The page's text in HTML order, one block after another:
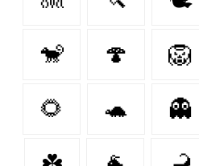
🐒 🍄 🦁
🌻 🐢 👻